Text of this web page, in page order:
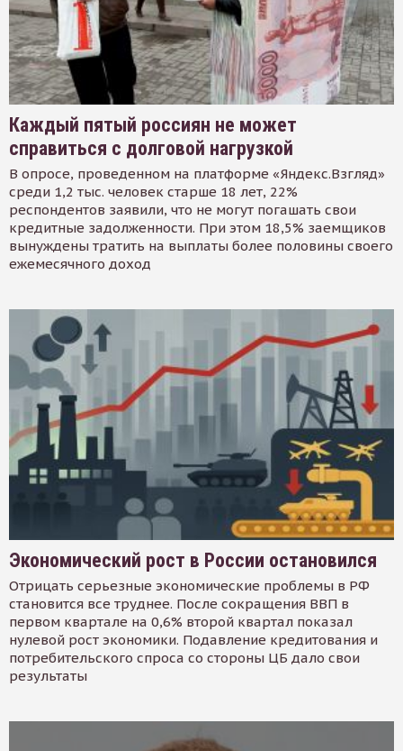
Каждый пятый россиян не может
справиться с долговой нагрузкой
В опросе, проведенном на платформе «Яндекс.Взгляд»
среди 1,2 тыс. человек старше 18 лет, 22%
респондентов заявили, что не могут погашать свои
кредитные задолженности. При этом 18,5% заемщиков
вынуждены тратить на выплаты более половины своего
ежемесячного доход
Экономический рост в России остановился
Отрицать серьезные экономические проблемы в РФ
становится все труднее. После сокращения ВВП в
первом квартале на 0,6% второй квартал показал
нулевой рост экономики. Подавление кредитования и
потребительского спроса со стороны ЦБ дало свои
результаты